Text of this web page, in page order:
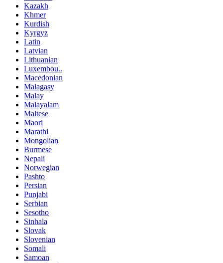
Kazakh
Khmer
Kurdish
Kyrgyz
Latin
Latvian
Lithuanian
Luxembou..
Macedonian
Malagasy
Malay
Malayalam
Maltese
Maori
Marathi
Mongolian
Burmese
Nepali
Norwegian
Pashto
Persian
Punjabi
Serbian
Sesotho
Sinhala
Slovak
Slovenian
Somali
Samoan